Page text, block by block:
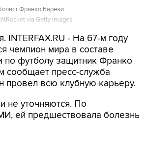
Франко Барези
via Getty Images
INTERFAX.RU - На 67-м году
чемпион мира в составе
по футболу защитник Франко
сообщает пресс-служба
провел всю клубную карьеру.
не уточняются. По
ей предшествовала болезнь